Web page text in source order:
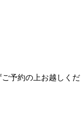
予約の上お越しくだ